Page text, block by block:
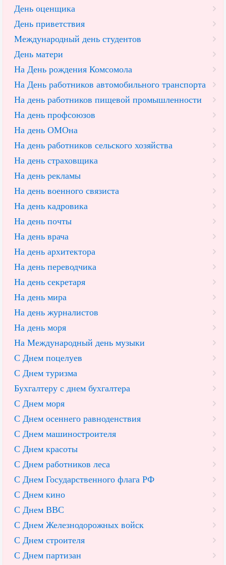
День оценщика
День приветствия
Международный день студентов
День матери
На День рождения Комсомола
На День работников автомобильного транспорта
На день работников пищевой промышленности
На день профсоюзов
На день ОМОна
На день работников сельского хозяйства
На день страховщика
На день рекламы
На день военного связиста
На день кадровика
На день почты
На день врача
На день архитектора
На день переводчика
На день секретаря
На день мира
На день журналистов
На день моря
На Международный день музыки
С Днем поцелуев
С Днем туризма
Бухгалтеру с днем бухгалтера
С Днем моря
С Днем осеннего равноденствия
С Днем машиностроителя
С Днем красоты
С Днем работников леса
С Днем Государственного флага РФ
С Днем кино
С Днем ВВС
С Днем Железнодорожных войск
С Днем строителя
С Днем партизан